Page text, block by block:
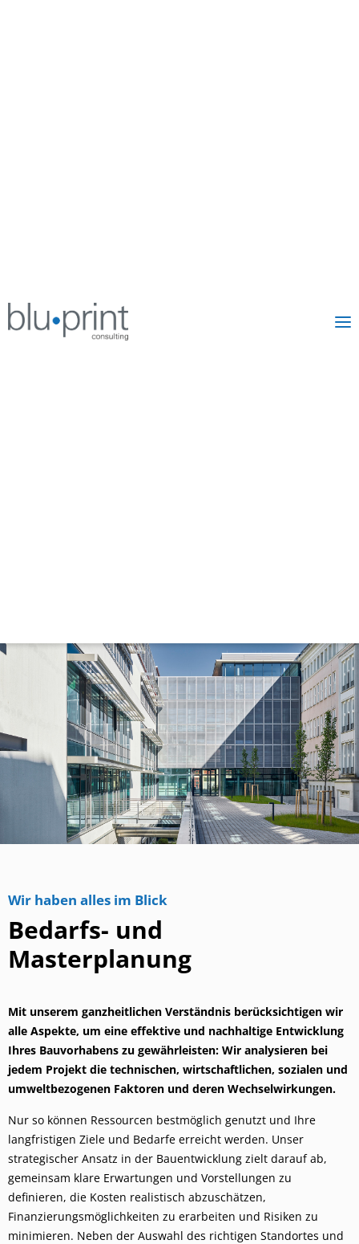
Wir haben alles im Blick
Bedarfs- und
Masterplanung
Mit unserem ganzheitlichen Verständnis berücksichtigen wir
alle Aspekte, um eine effektive und nachhaltige Entwicklung
Ihres Bauvorhabens zu gewährleisten: Wir analysieren bei
jedem Projekt die technischen, wirtschaftlichen, sozialen und
umweltbezogenen Faktoren und deren Wechselwirkungen.
Nur so können Ressourcen bestmöglich genutzt und Ihre
langfristigen Ziele und Bedarfe erreicht werden. Unser
strategischer Ansatz in der Bauentwicklung zielt darauf ab,
gemeinsam klare Erwartungen und Vorstellungen zu
definieren, die Kosten realistisch abzuschätzen,
Finanzierungsmöglichkeiten zu erarbeiten und Risiken zu
minimieren. Neben der Auswahl des richtigen Standortes und